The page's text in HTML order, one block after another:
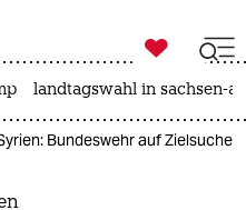

taz zahl ich
landtagswahl in sachsen-
Bundeswehr auf Zielsuche